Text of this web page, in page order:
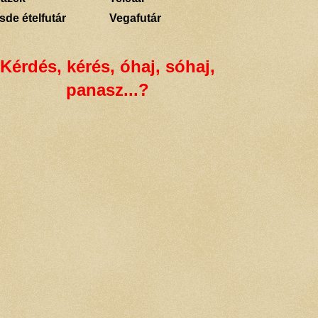
ételfutár
Vegafutár
Kérdés, kérés, óhaj, sóhaj,
panasz...?